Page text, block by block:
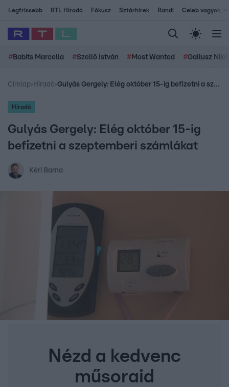
Legfrissebb RTL Híradó Fókusz Sztárhírek Randi Celeb vagyok,
# Babits Marcella #Szellő István # Most Wanted #Gallusz
Címlap› Híradó› Gulyás Gergely: Elég október 15-ig befizetni a szeptemberi számlákat
Híradó
Gulyás Gergely: Elég október 15-ig
befizetni a szeptemberi számlákat
Kéri Barna
Nézd a kedvenc
műsoraid